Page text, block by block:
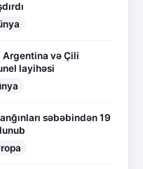
Argentina və Çili
layihəsi
səbəbindən 19